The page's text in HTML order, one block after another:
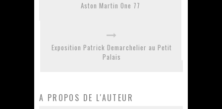
Aston Martin One 77
Exposition Patrick Demarchelier au Petit
Palais
A PROPOS DE L'AUTEUR